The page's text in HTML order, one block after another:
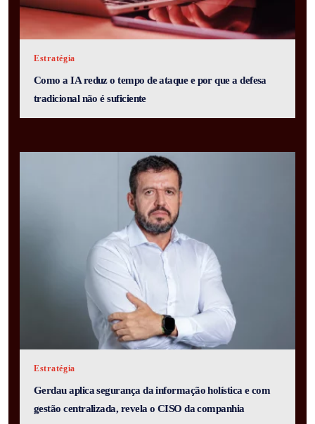
Estratégia
Como a IA reduz o tempo de ataque e por que a defesa
tradicional não é suficiente
Estratégia
Gerdau aplica segurança da informação holística e com
gestão centralizada, revela o CISO da companhia